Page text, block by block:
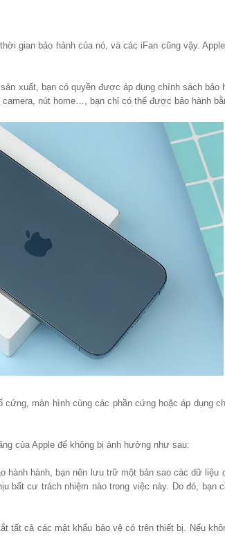
gian bảo hành của nó, và các iFan cũng vậy.
xuất, bạn có quyền được áp dụng chính sách
nút home…, bạn chỉ có thể được bảo hành
màn hình cùng các phần cứng hoặc áp dụng
của Apple để không bị ảnh hưởng như sau:
hành, bạn nên lưu trữ một bản sao các dữ
cư trách nhiệm nào trong việc này. Do đó, bạn
cả các mật khẩu bảo vệ có trên thiết bị. Nếu